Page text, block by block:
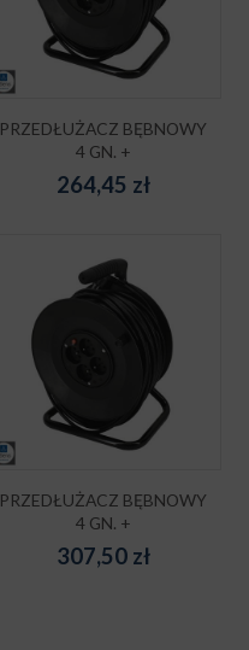
PRZEDŁUŻACZ BĘBNOWY
4 GN. +
264,45 zł
PRZEDŁUŻACZ BĘBNOWY
4 GN. +
307,50zł